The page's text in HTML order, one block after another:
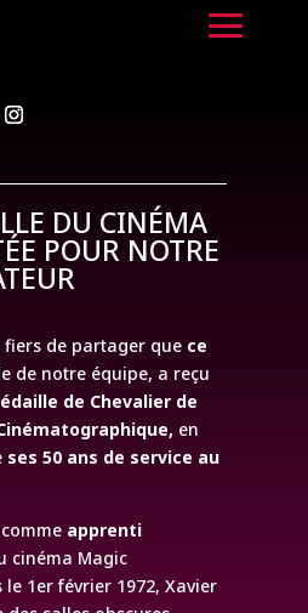
DU CINÉMA
POUR NOTRE
fiers de partager que ce
de notre équipe, a reçu
de Chevalier de
, en
ses50 ans de service au
apprenti
cinéma Magic
1er février 1972, Xavier